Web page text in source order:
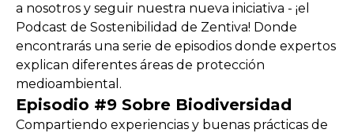
a nosotros y seguir nuestra nueva iniciativa - ¡el
Podcast de Sostenibilidad de Zentiva! Donde
encontrarás una serie de episodios donde expertos
explican diferentes áreas de protección
medioambiental.
Episodio #9 Sobre Biodiversidad
Compartiendo experiencias y buenas prácticas de